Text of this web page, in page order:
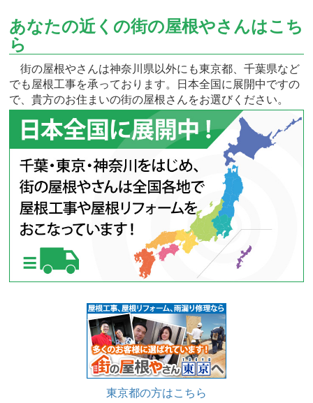
あなたの近くの街の屋根やさんはこち
ら
街の屋根やさんは神奈川県以外にも東京都、千葉県など
でも屋根工事を承っております。日本全国に展開中ですの
で、貴方のお住まいの街の屋根さんをお選びください。
東京都の方はこちら